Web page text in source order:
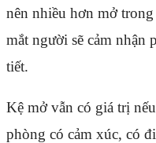
nên nhiều hơn mở
mắt người sẽ cảm nhận
tiết.
Kệ mở vẫn có giá trị
phòng có cảm xúc, có